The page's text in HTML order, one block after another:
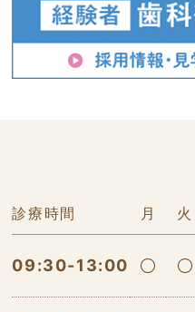
診療時間 月 火
09:30-13:00